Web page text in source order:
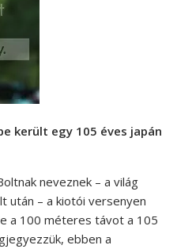
került egy 105 éves japán
neveznek – a világ
után – a kiotói versenyen
a 100 méteres távot a 105
ebben a